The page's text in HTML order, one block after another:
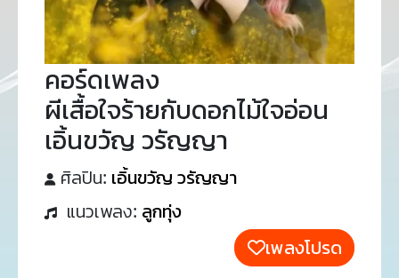
คอร์ดเพลง
ผีเสื้อใจร้ายกับดอกไม้ใจอ่อน
เอิ้นขวัญ วรัญญา
ศิลปิน: เอิ้นขวัญ วรัญญา
แนวเพลง: ลูกทุ่ง
เพลงโปรด